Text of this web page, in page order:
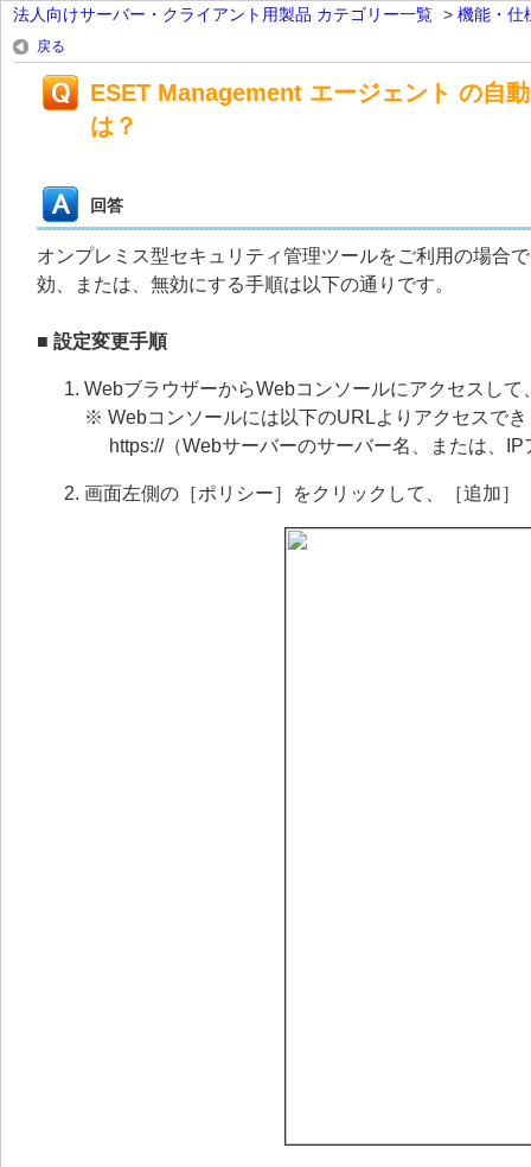
法人向けサーバー・クライアント用製品 カテゴリー一覧 > 機能・仕
戻る
ESET Management エージェント の自
は？
回答
オンプレミス型セキュリティ管理ツールをご利用の場合
効、または、無効にする手順は以下の通りです。
■ 設定変更手順
WebブラウザーからWebコンソールにアクセスし
※ Webコンソールには以下のURLよりアクセスでき
https://（Webサーバーのサーバー名、または、IP
画面左側の［ポリシー］をクリックして、［追加